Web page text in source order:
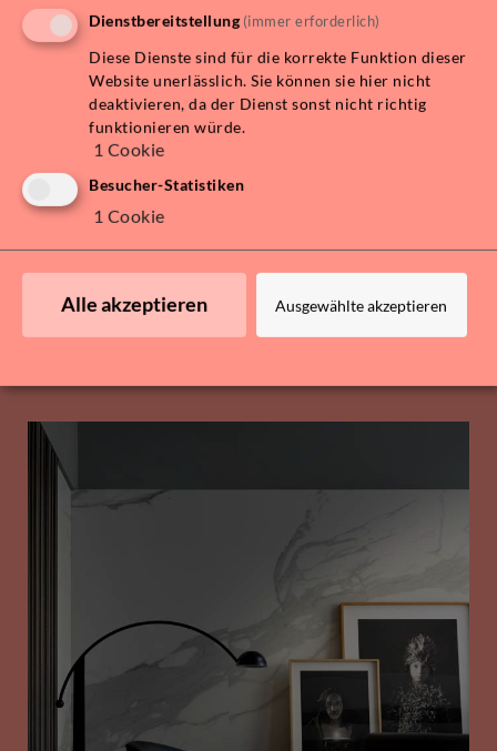
Objektplanung und bei der Umsetzung von
baulichen Maßnahmen sowie die fachkundige
Betreuung bei allen Fragen des Vertrags-,
Immobilien- und Steuerrechts bei der Kauf- oder
Mietabwicklung.
Wir hören aufmerksam zu, begleiten Sie zuverlässig
und vorausschauend bei allen Schritten und
individuellen Wünsche und Träume auf
begeisternde Realität werden.
Dienstbereitstellung (immer erforderlich)
Diese Dienste sind für die korrekte Funktion dieser
Website unerlässlich. Sie können sie hier nicht
deaktivieren, da der Dienst sonst nicht richtig
funktionieren würde.
1 Cookie
Besucher-Statistiken
1 Cookie
Ausgewählte akzeptieren
Alle akzeptieren